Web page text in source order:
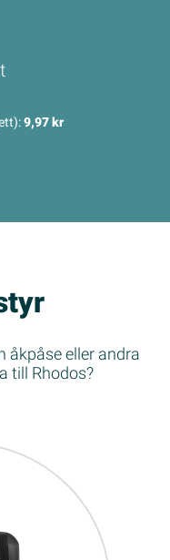
9,97 kr
åkpåse eller andra
till Rhodos?